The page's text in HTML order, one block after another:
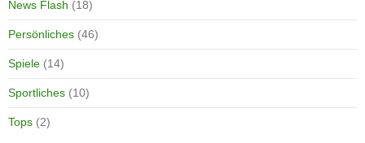
News Flash (18)
Persönliches (46)
Spiele (14)
Sportliches (10)
Tops (2)